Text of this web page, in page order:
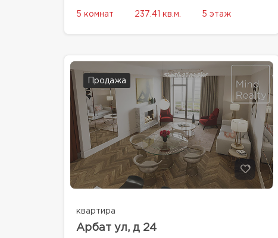
5 комнат 237.41 кв.м. 5 этаж
Продажа
квартира
Арбат ул, д 24